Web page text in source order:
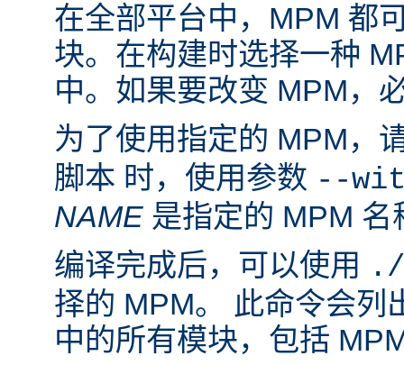
在全部平台中，MPM 都
块。在构建时选择一种
中。如果要改变 MPM，
为了使用指定的 MPM，
脚本 时，使用参数 --
NAME 是指定的 MPM 名
编译完成后，可以使用
择的 MPM。 此命令会列
中的所有模块，包括